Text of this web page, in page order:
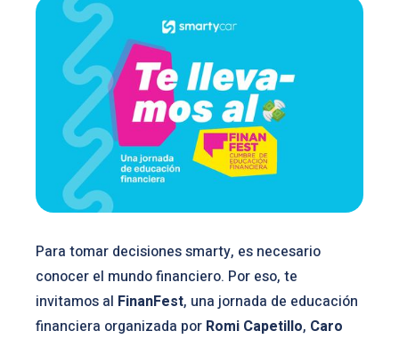
Para tomar decisiones smarty, es necesario
conocer el mundo financiero. Por eso, te
invitamos al FinanFest, una jornada de educación
financiera organizada por Romi Capetillo, Caro